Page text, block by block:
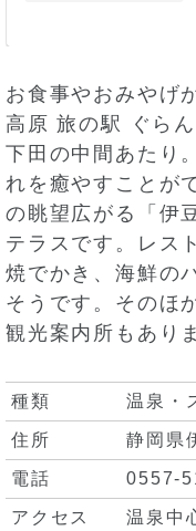
お食事やおみやげ
高原 旅の駅 ぐら
下田の中間あたり
れを癒やすことが
の眺望広がる「伊
テラスです。レス
焼でかき、海鮮の
そうです。そのほ
観光案内所もあり
種類 温泉・
住所 静岡県
電話 0557-
アクセス 温泉中